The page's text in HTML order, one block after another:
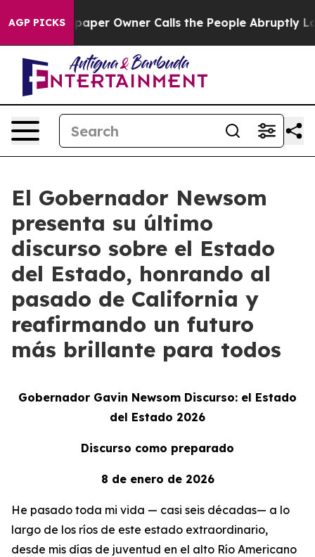
AGP PICKS
Owner Calls the People Abruptly Laid off “Simply
El Gobernador Newsom
presenta su último
discurso sobre el Estado
del Estado, honrando al
pasado de California y
reafirmando un futuro
más brillante para todos
Gobernador Gavin Newsom Discurso: el Estado
del Estado 2026
Discurso como preparado
8 de enero de 2026
He pasado toda mi vida — casi seis décadas— a lo
largo de los ríos de este estado extraordinario,
desde mis días de juventud en el alto Río Americano